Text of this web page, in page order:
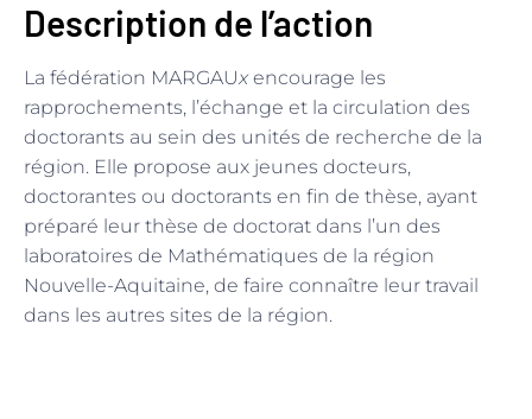
Description de l’action
La fédération MARGAUxencourage les
rapprochements, l’échange et la circulation des
doctorants au sein des unités de recherche de la
région. Elle propose aux jeunes docteurs,
doctorantes ou doctorants en fin de thèse, ayant
préparé leur thèse de doctorat dans l’un des
laboratoires de Mathématiques de la région
Nouvelle-Aquitaine, de faire connaître leur travail
dans les autres sites de la région.